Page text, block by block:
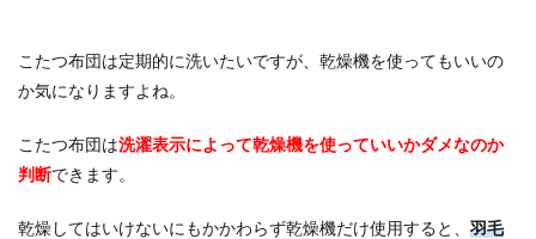
こたつ布団は定期的に洗いたいですが、乾燥機を使ってもいいの
か気になりますよね。
こたつ布団は洗濯表示によって乾燥機を使っていいかダメなのか
判断できます。
乾燥してはいけないにもかかわらず乾燥機だけ使用すると、 羽毛